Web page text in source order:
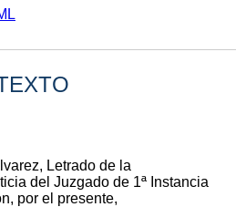
Letrado de la
del Juzgado de 1ª Instancia
por el presente,